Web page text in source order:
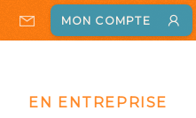
MON COMPTE
EN ENTREPRISE